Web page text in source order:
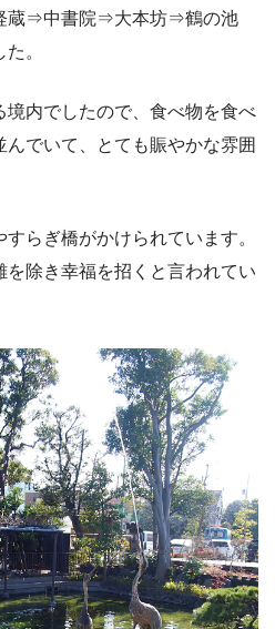
蔵⇒中書院⇒大本坊⇒鶴の池
。
境内でしたので、食べ物を食べ
でいて、とても賑やかな雰囲
らぎ橋がかけられています。
除き幸福を招くと言われてい